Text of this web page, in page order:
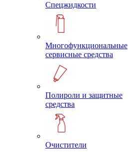
Спецжидкости
Многофункциональные
сервисные средства
Полироли и защитные
средства
Очистители